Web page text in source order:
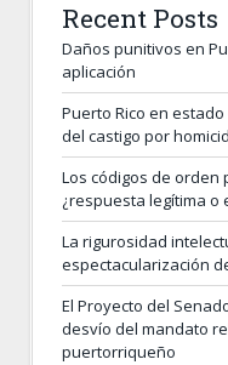
Recent Posts
Daños punitivos en
aplicación
Puerto Rico en
del castigo por
Los códigos de orden
¿respuesta legítima
La rigurosidad
espectacularización
El Proyecto del
desvío del mandato
puertorriqueño